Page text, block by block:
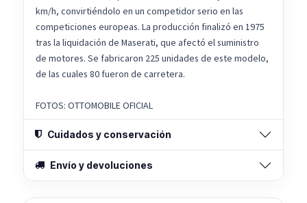
km/h, convirtiéndolo en un competidor serio en las
competiciones europeas. La producción finalizó en 1975
tras la liquidación de Maserati, que afectó el suministro
de motores. Se fabricaron 225 unidades de este modelo,
de las cuales 80 fueron de carretera.
FOTOS: OTTOMOBILE OFICIAL
Cuidados y conservación
Envío y devoluciones